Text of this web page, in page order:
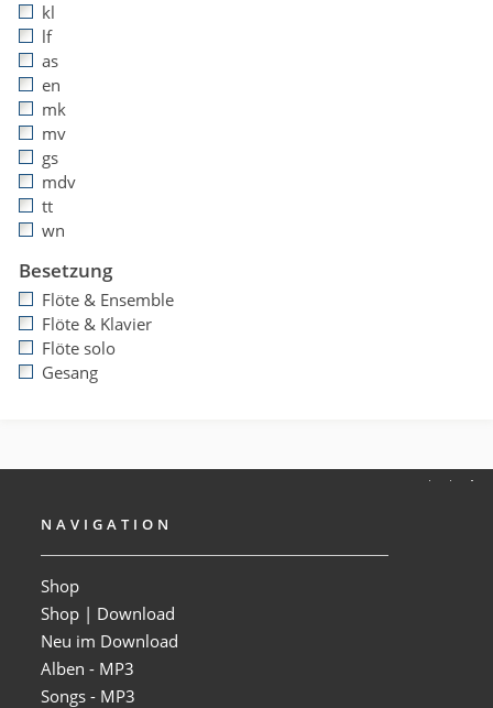
kl
lf
as
en
mk
mv
gs
mdv
tt
wn
Besetzung
Flöte & Ensemble
Flöte & Klavier
Flöte solo
Gesang
NAVIGATION
Shop
Shop | Download
Neu im Download
Alben - MP3
Songs - MP3